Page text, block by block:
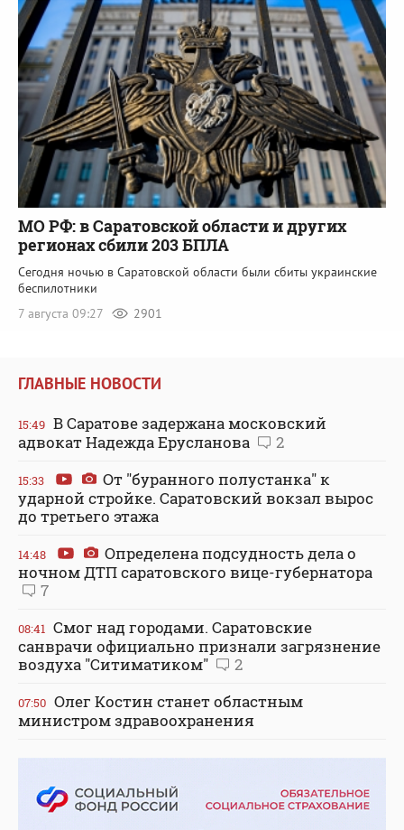
МО РФ: в Саратовской области и других
регионах сбили 203 БПЛА
Сегодня ночью в Саратовской области были сбиты украинские
беспилотники
7 августа 09:27
2901
ГЛАВНЫЕ НОВОСТИ
15:49 В Саратове задержана московский
адвокат Надежда Ерусланова
2
15:33
От "буранного полустанка" к
ударной стройке. Саратовский вокзал вырос
до третьего этажа
14:48
Определена подсудность дела о
ночном ДТП саратовского вице-губернатора
7
08:41 Смог над городами. Саратовские
санврачи официально признали загрязнение
воздуха "Ситиматиком"
2
07:50 Олег Костин станет областным
министром здравоохранения